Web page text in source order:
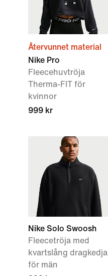
Återvunnet material
Nike Pro
Fleecehuvtröja
Therma-FIT för
kvinnor
999 kr
Nike Solo Swoosh
Fleecetröja med
kvartslång dragkedja
för män